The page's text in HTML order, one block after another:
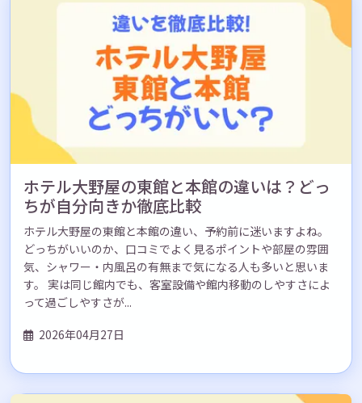
ホテル大野屋の東館と本館の違いは？どっ
ちが自分向きか徹底比較
ホテル大野屋の東館と本館の違い、予約前に迷いますよね。
どっちがいいのか、口コミでよく見るポイントや部屋の雰囲
気、シャワー・内風呂の有無まで気になる人も多いと思いま
す。 実は同じ館内でも、客室設備や館内移動のしやすさによ
って過ごしやすさが...
2026年04月27日